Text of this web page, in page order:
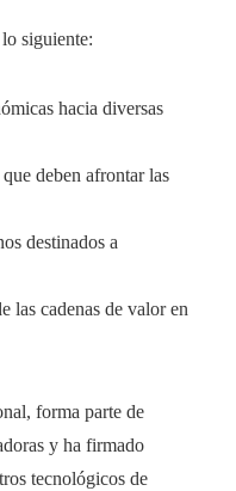
siguiente:
hacia diversas
deben afrontar las
destinados a
las cadenas de valor en
forma parte de
y ha firmado
tecnológicos de